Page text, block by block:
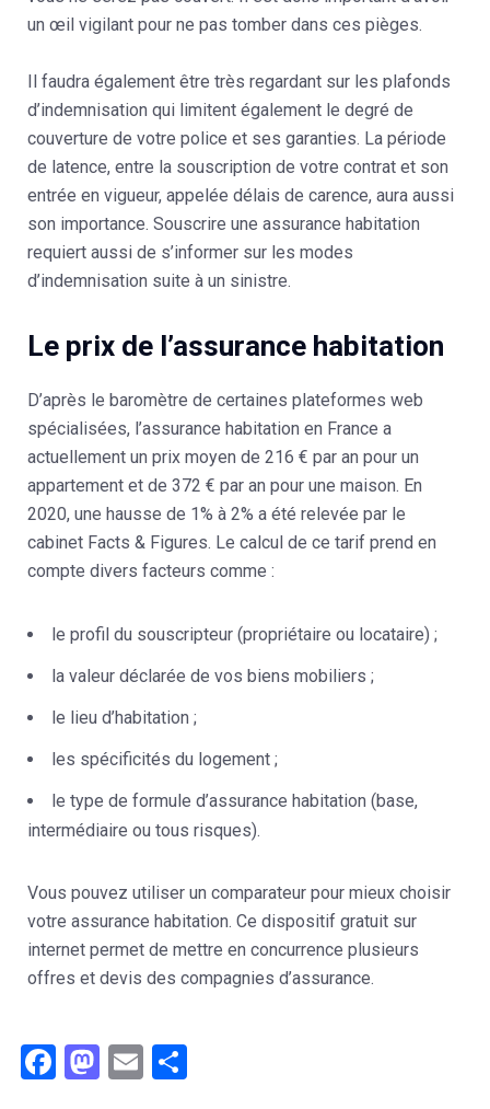
un œil vigilant pour ne pas tomber dans ces pièges.
Il faudra également être très regardant sur les plafonds
d’indemnisation qui limitent également le degré de
couverture de votre police et ses garanties. La période
de latence, entre la souscription de votre contrat et son
entrée en vigueur, appelée délais de carence, aura aussi
son importance. Souscrire une assurance habitation
requiert aussi de s’informer sur les modes
d’indemnisation suite à un sinistre.
Le prix de l’assurance habitation
D’après le baromètre de certaines plateformes web
spécialisées, l’assurance habitation en France a
actuellement un prix moyen de 216 € par an pour un
appartement et de 372 € par an pour une maison. En
2020, une hausse de 1% à 2% a été relevée par le
cabinet Facts & Figures. Le calcul de ce tarif prend en
compte divers facteurs comme :
le profil du souscripteur (propriétaire ou locataire) ;
la valeur déclarée de vos biens mobiliers ;
le lieu d’habitation ;
les spécificités du logement ;
le type de formule d’assurance habitation (base,
intermédiaire ou tous risques).
Vous pouvez utiliser un comparateur pour mieux choisir
votre assurance habitation. Ce dispositif gratuit sur
internet permet de mettre en concurrence plusieurs
offres et devis des compagnies d’assurance.
Facebook
Mastodon
Email